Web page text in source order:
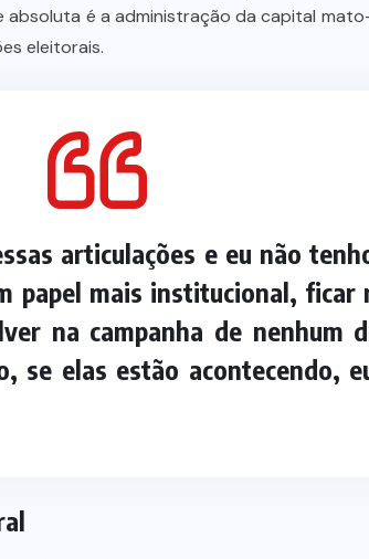
é a administração da capital
eleitorais.
articulações e eu não
papel mais institucional, ficar
na campanha de nenhum
se elas estão acontecendo,